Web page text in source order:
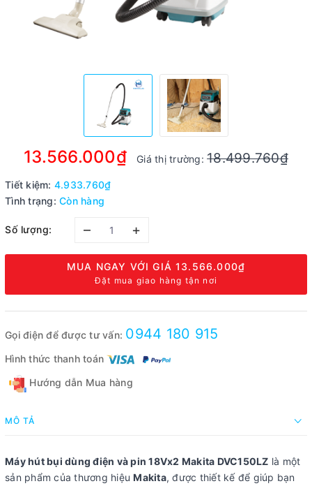
13.566.000₫ Giá thị trường:18.499.760₫
Tiết kiệm: 4.933.760₫
Tình trạng: Còn hàng
Số lượng: – +
MUA NGAY VỚI GIÁ13.566.000₫
Đặt mua giao hàng tận nơi
Gọi điện để được tư vấn: 0944 180 915
Hình thức thanh toán
Hướng dẫn Mua hàng
MÔ TẢ
Máy hút bụi dùng điện và pin 18Vx2 Makita DVC150LZ là một
sản phẩm của thương hiệuMakita, được thiết kế để giúp bạn